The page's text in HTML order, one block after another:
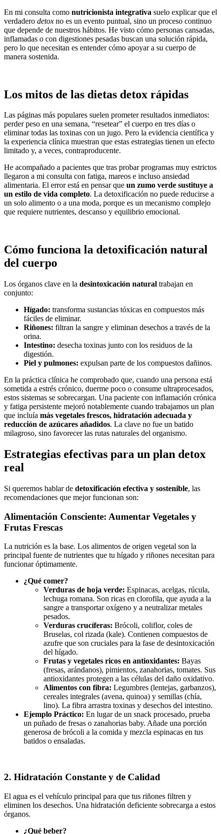
En mi consulta como nutricionista integrativa suelo explicar que el
verdadero detox no es un evento puntual, sino un proceso continuo
que depende de nuestros hábitos. He visto cómo personas cansadas,
inflamadas o con digestiones pesadas buscan una solución rápida,
pero lo que necesitan es entender cómo apoyar a su cuerpo de
manera sostenida.
Los mitos de las dietas detox rápidas
Las páginas más populares suelen prometer resultados inmediatos:
perder peso en una semana, “resetear” el cuerpo en tres días o
eliminar todas las toxinas con un jugo. Pero la evidencia científica y
la experiencia clínica muestran que estas estrategias tienen un efecto
limitado y, a veces, contraproducente.
He acompañado a pacientes que tras probar programas muy estrictos
llegaron a mi consulta con fatiga, mareos e incluso ansiedad
alimentaria. El error está en pensar que un zumo verde sustituye a
un estilo de vida completo. La detoxificación no puede reducirse a
un solo alimento o a una moda, porque es un mecanismo complejo
que requiere nutrientes, descanso y equilibrio emocional.
Cómo funciona la detoxificación natural
del cuerpo
Los órganos clave en la desintoxicación natural trabajan en
conjunto:
Hígado: transforma sustancias tóxicas en compuestos más
fáciles de eliminar.
Riñones: filtran la sangre y eliminan desechos a través de la
orina.
Intestino: desecha toxinas junto con los residuos de la
digestión.
Piel y pulmones: expulsan parte de los compuestos dañinos.
En la práctica clínica he comprobado que, cuando una persona está
sometida a estrés crónico, duerme poco o consume ultraprocesados,
estos sistemas se sobrecargan. Una paciente con inflamación crónica
y fatiga persistente mejoró notablemente cuando trabajamos un plan
que incluía más vegetales frescos, hidratación adecuada y
reducción de azúcares añadidos. La clave no fue un batido
milagroso, sino favorecer las rutas naturales del organismo.
Estrategias efectivas para un plan detox
real
Si queremos hablar de detoxificación efectiva y sostenible, las
recomendaciones que mejor funcionan son:
Alimentación Consciente: Aumentar Vegetales y
Frutas Frescas
La nutrición es la base. Los alimentos de origen vegetal son la
principal fuente de nutrientes que tu hígado y riñones necesitan para
funcionar óptimamente.
¿Qué comer?
Verduras de hoja verde: Espinacas, acelgas, rúcula,
lechuga romana. Son ricas en clorofila, que ayuda a la
sangre a transportar oxígeno y a neutralizar metales
pesados.
Verduras crucíferas: Brócoli, coliflor, coles de
Bruselas, col rizada (kale). Contienen compuestos de
azufre que son cruciales para la fase de desintoxicación
del hígado.
Frutas y vegetales ricos en antioxidantes: Bayas
(fresas, arándanos), pimientos, zanahorias, tomates. Sus
antioxidantes protegen a las células del daño oxidativo.
Alimentos con fibra: Legumbres (lentejas, garbanzos),
cereales integrales (avena, quinoa) y semillas (chía,
lino). La fibra arrastra toxinas y desechos del intestino.
Ejemplo Práctico: En lugar de un snack procesado, prueba
un puñado de fresas o zanahorias baby. Añade una porción
generosa de brócoli a la comida y mezcla espinacas en tus
batidos o ensaladas.
2. Hidratación Constante y de Calidad
El agua es el vehículo principal para que tus riñones filtren y
eliminen los desechos. Una hidratación deficiente sobrecarga a estos
órganos.
¿Qué beber?